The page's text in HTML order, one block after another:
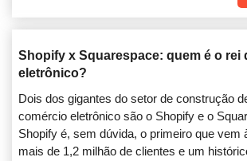
Shopify x Squarespace: quem é o rei
eletrônico?
Dois dos gigantes do setor de construção
comércio eletrônico são o Shopify e o
Shopify é, sem dúvida, o primeiro que vem
mais de 1,2 milhão de clientes e um